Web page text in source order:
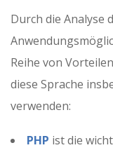
Durch die Analyse
Reihe von
diese Sprache
verwenden:
PHP ist die